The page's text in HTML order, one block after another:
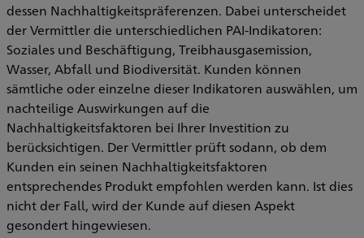
dessen Nachhaltigkeitspräferenzen. Dabei unterscheidet
der Vermittler die unterschiedlichen PAI-Indikatoren:
Soziales und Beschäftigung, Treibhausgasemission,
Wasser, Abfall und Biodiversität. Kunden können
sämtliche oder einzelne dieser Indikatoren auswählen, um
nachteilige Auswirkungen auf die
Nachhaltigkeitsfaktoren bei Ihrer Investition zu
berücksichtigen. Der Vermittler prüft sodann, ob dem
Kunden ein seinen Nachhaltigkeitsfaktoren
entsprechendes Produkt empfohlen werden kann. Ist dies
nicht der Fall, wird der Kunde auf diesen Aspekt
gesondert hingewiesen.